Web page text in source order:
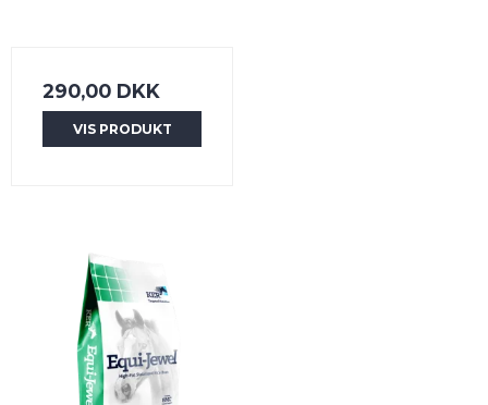
290,00 DKK
VIS PRODUKT